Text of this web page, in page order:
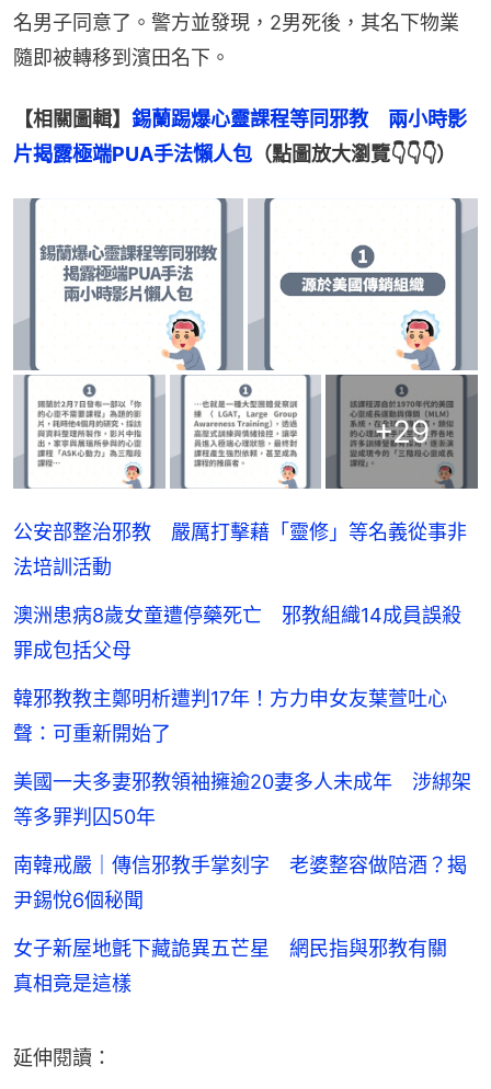
名男子同意了。警方並發現，2男死後，其名下物業
隨即被轉移到濱田名下。
【相關圖輯】 錫蘭踢爆心靈課程等同邪教　兩小時影
片揭露極端PUA手法懶人包 （點圖放大瀏覽👇👇👇）
+29
公安部整治邪教 嚴厲打擊藉「靈修」等名義從事非
法培訓活動
澳洲患病8歲女童遭停藥死亡 邪教組織14成員誤殺
罪成包括父母
韓邪教教主鄭明析遭判17年！方力申女友葉萱吐心
聲：可重新開始了
美國一夫多妻邪教領袖擁逾20妻多人未成年 涉綁架
等多罪判囚50年
南韓戒嚴｜傳信邪教手掌刻字 老婆整容做陪酒？揭
尹錫悅6個秘聞
女子新屋地氈下藏詭異五芒星 網民指與邪教有關
真相竟是這樣
延伸閱讀：